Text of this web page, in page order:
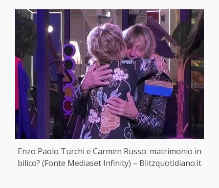
Enzo Paolo Turchi e Carmen Russo: matrimonio in
bilico? (Fonte Mediaset Infinity) – Blitzquotidiano.it